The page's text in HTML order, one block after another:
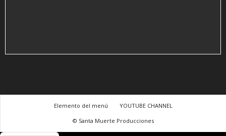
Elemento del menú
YOUTUBE CHANNEL
© Santa Muerte Producciones